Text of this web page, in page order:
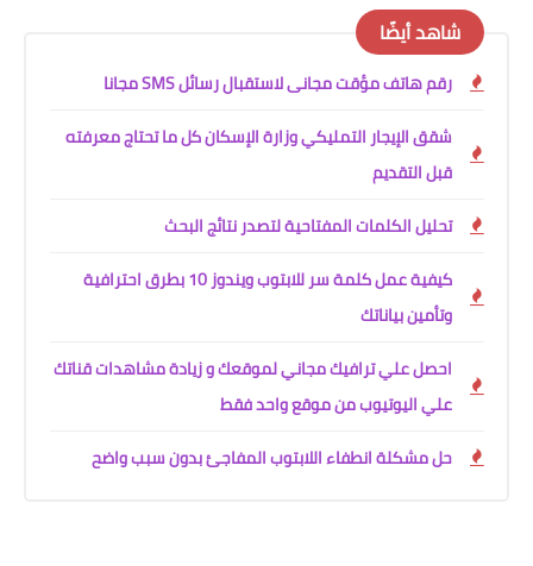
شاهد أيضًا
رقم هاتف مؤقت مجانى لاستقبال رسائل SMS مجانا
شقق الإيجار التمليكي وزارة الإسكان كل ما تحتاج معرفته
قبل التقديم
تحليل الكلمات المفتاحية لتصدر نتائج البحث
كيفية عمل كلمة سر للابتوب ويندوز 10 بطرق احترافية
وتأمين بياناتك
احصل علي ترافيك مجاني لموقعك و زيادة مشاهدات قناتك
علي اليوتيوب من موقع واحد فقط
حل مشكلة انطفاء اللابتوب المفاجئ بدون سبب واضح